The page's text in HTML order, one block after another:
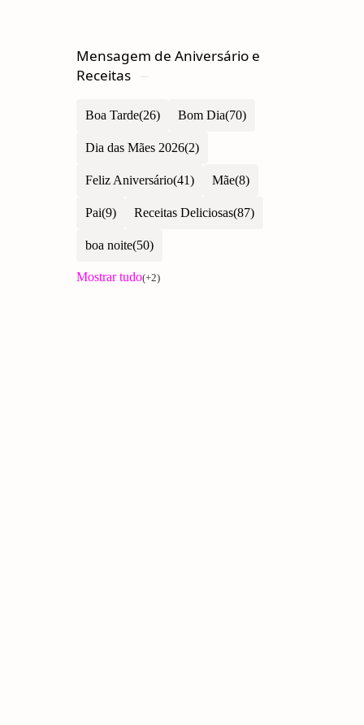
Mensagem de Aniversário e
Receitas
Boa Tarde Bom Dia
Dia das Mães 2026
Feliz Aniversário Mãe
Pai Receitas Deliciosas
boa noite